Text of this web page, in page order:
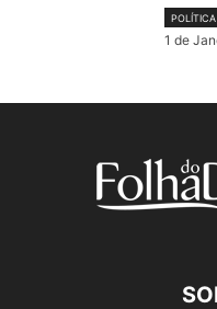
POLÍTICA
1 de